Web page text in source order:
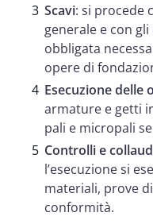
Scavi: si procede
generale e con
obbligata
opere di
Esecuzione delle
armature e getti
pali e micropali
Controlli e
l’esecuzione si
materiali, prove
conformità.